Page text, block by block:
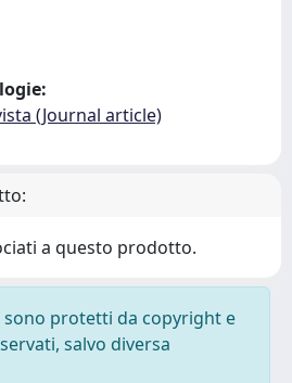
(Journal article)
a questo prodotto.
sono protetti da copyright e
salvo diversa